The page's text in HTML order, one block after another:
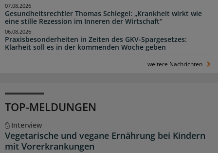
Gesundheitsrechtler Thomas Schlegel: „Krankheit wirkt wie
eine stille Rezession im Inneren der Wirtschaft“
07.08.2026
Praxisbesonderheiten in Zeiten des GKV-Spargesetzes:
Klarheit soll es in der kommenden Woche geben
06.08.2026
weitere Nachrichten
TOP-MELDUNGEN
Interview
Vegetarische und vegane Ernährung bei Kindern
mit Vorerkrankungen